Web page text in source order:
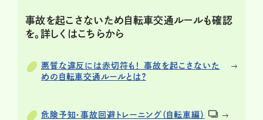
事故を起こさないため自転車交通ルールも確認
を。詳しくはこちらから
悪質な違反には赤切符も！ 事故を起こさないた
めの自転車交通ルールとは？
危険予知・事故回避トレーニング（自転車編）